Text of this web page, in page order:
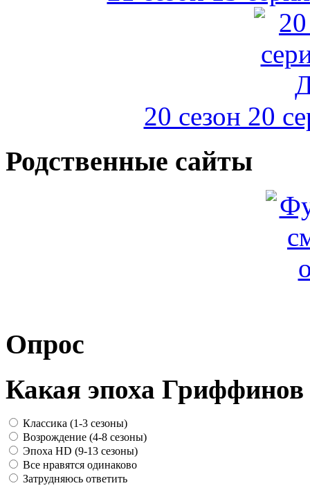
20 сезон 20
Родственные сайты
Опрос
Какая эпоха
Классика (1-3 сезоны)
Возрождение (4-8 сезоны)
Эпоха HD (9-13 сезоны)
Все нравятся одинаково
Затрудняюсь ответить